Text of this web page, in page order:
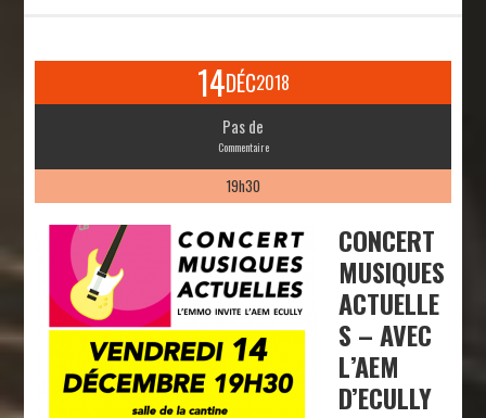
14DÉC2018
Pas de
Commentaire
19h30
CONCERT
MUSIQUES
ACTUELLE
S – AVEC
L’AEM
D’ECULLY